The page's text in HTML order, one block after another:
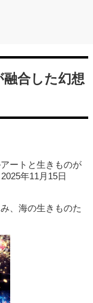
合した幻想
ートと生きものが
年11月15日
、海の生きものた